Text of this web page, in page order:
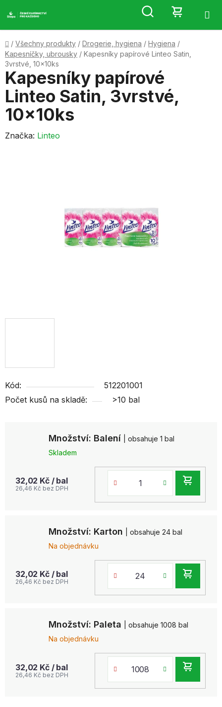
na
Hledat
KOŠÍK
Domů
/ Všechny produkty / Drogerie, hygiena / Hygiena /
Kapesníčky, ubrousky / Kapesníky papírové Linteo Satin,
3vrstvé, 10x10ks
Množství: Balení
| obsahuje 1 bal
Skladem
32,02 Kč / bal
26,46 Kč bez DPH
Množství: Karton
| obsahuje 24 bal
Na objednávku
32,02 Kč / bal
26,46 Kč bez DPH
Množství: Paleta
| obsahuje 1008 bal
Na objednávku
32,02 Kč / bal
26,46 Kč bez DPH
Kód:
512201001
Počet kusů na skladě:
>10 bal
Kapesníky papírové
Linteo Satin, 3vrstvé,
10x10ks
Značka: Linteo